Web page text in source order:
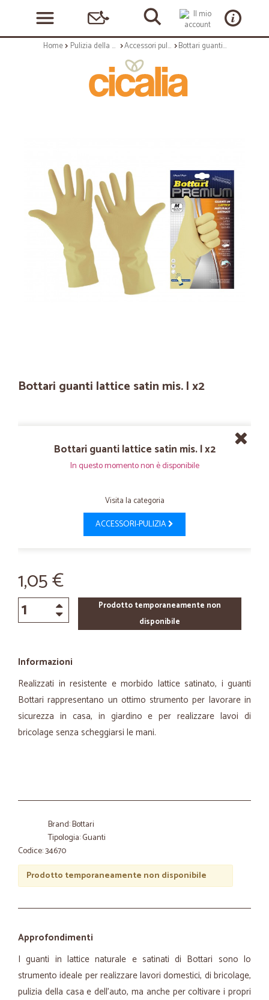
Home Pulizia della casa Accessori pulizia Bottari guanti lattice satin mis. l x2
Bottari guanti lattice satin mis. l x2
Bottari guanti lattice satin mis. l x2
In questo momento non è disponibile
Visita la categoria
ACCESSORI-PULIZIA
1,05 €
Prodotto temporaneamente non
disponibile
Informazioni
Realizzati in resistente e morbido lattice satinato, i guanti
Bottari rappresentano un ottimo strumento per lavorare in
sicurezza in casa, in giardino e per realizzare lavoi di
bricolage senza scheggiarsi le mani.
Brand: Bottari
Tipologia: Guanti
Codice: 34670
Prodotto temporaneamente non disponibile
Approfondimenti
I guanti in lattice naturale e satinati di Bottari sono lo
strumento ideale per realizzare lavori domestici, di bricolage,
pulizia della casa e dell'auto, ma anche per coltivare i propri